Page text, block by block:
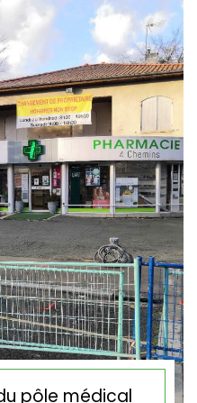
pôle médical